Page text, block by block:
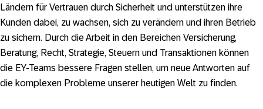
Ländern für Vertrauen durch Sicherheit und unterstützen ihre
Kunden dabei, zu wachsen, sich zu verändern und ihren Betrieb
zu sichern. Durch die Arbeit in den Bereichen Versicherung,
Beratung, Recht, Strategie, Steuern und Transaktionen können
die EY-Teams bessere Fragen stellen, um neue Antworten auf
die komplexen Probleme unserer heutigen Welt zu finden.